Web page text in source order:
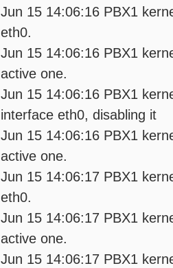
Jun 15 14:06:16 PBX1
eth0.
Jun 15 14:06:16 PBX1
active one.
Jun 15 14:06:16 PBX1
interface eth0, disabling it
Jun 15 14:06:16 PBX1
active one.
Jun 15 14:06:17 PBX1
eth0.
Jun 15 14:06:17 PBX1
active one.
Jun 15 14:06:17 PBX1